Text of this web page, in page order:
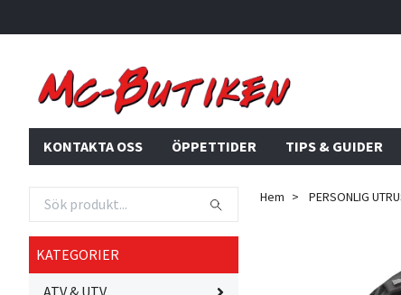
KONTAKTA OSS ÖPPETTIDER TIPS & GUIDER
KATEGORIER
Hem PERSONLIG